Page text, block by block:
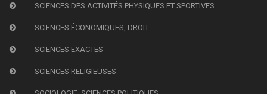
SCIENCES DES ACTIVITÉS PHYSIQUES ET SPORTIVES
SCIENCES ÉCONOMIQUES, DROIT
SCIENCES EXACTES
SCIENCES RELIGIEUSES